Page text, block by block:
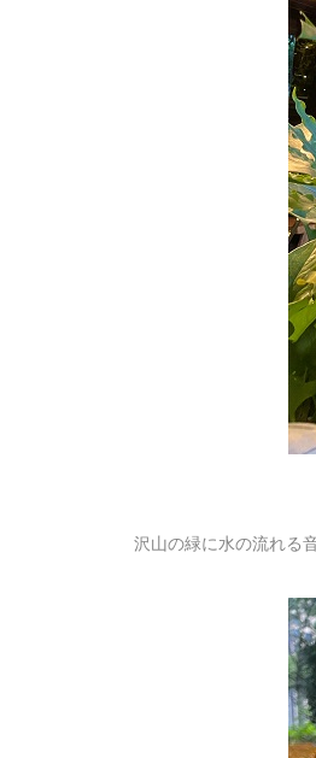
沢山の緑に水の流れる